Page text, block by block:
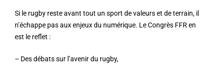
Si le rugby reste avant tout un sport de valeurs et de terrain, il
n’échappe pas aux enjeux du numérique. Le Congrès FFR en
est le reflet :
– Des débats sur l’avenir du rugby,